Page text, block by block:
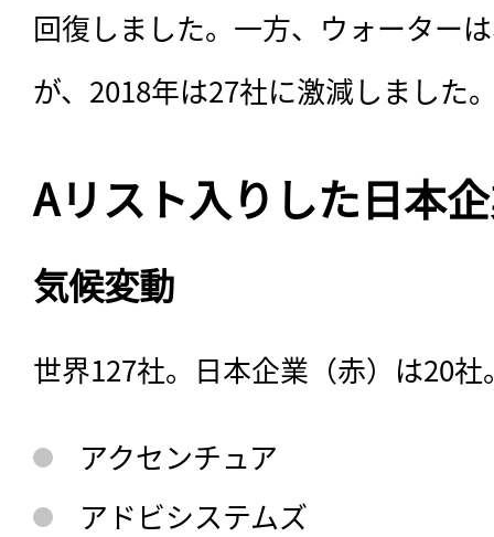
回復しました。一方、ウォーター
が、2018年は27社に激減しました
Aリスト入りした日本
気候変動
世界127社。日本企業（赤）は20社
アクセンチュア
アドビシステムズ